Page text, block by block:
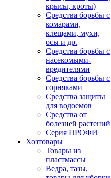
крысы, кроты)
Средства борьбы с
комарами,
клещами, мухи,
осы и др.
Средства борьбы с
насекомыми-
вредителями
Средства борьбы с
сорняками
Средства защиты
для водоемов
Средства от
болезней растений
Серия ПРОФИ
Хозтовары
Товары из
пластмассы
Ведра, тазы,